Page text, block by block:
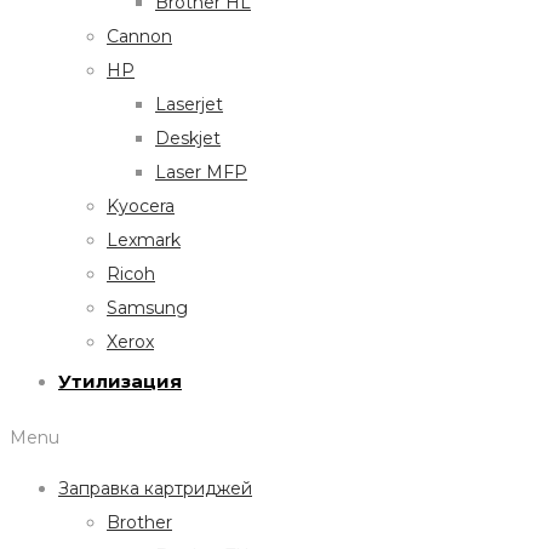
Cannon
HP
Laserjet
Deskjet
Laser MFP
Kyocera
Lexmark
Ricoh
Samsung
Xerox
Утилизация
Menu
Заправка картриджей
Brother